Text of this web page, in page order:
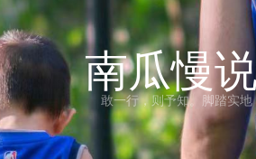
南瓜慢
敢一行，则予知。脚踏实地